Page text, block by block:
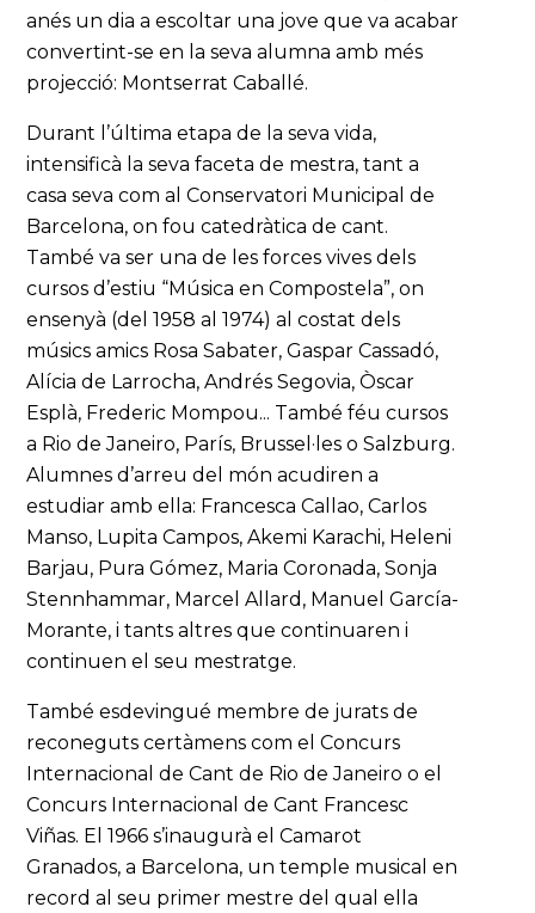
anés un dia a escoltar una jove que va acabar
convertint-se en la seva alumna amb més
projecció: Montserrat Caballé.
Durant l’última etapa de la seva vida,
intensificà la seva faceta de mestra, tant a
casa seva com al Conservatori Municipal de
Barcelona, on fou catedràtica de cant.
També va ser una de les forces vives dels
cursos d’estiu “Música en Compostela”, on
ensenyà (del 1958 al 1974) al costat dels
músics amics Rosa Sabater, Gaspar Cassadó,
Alícia de Larrocha, Andrés Segovia, Òscar
Esplà, Frederic Mompou... També féu cursos
a Rio de Janeiro, París, Brussel·les o Salzburg.
Alumnes d’arreu del món acudiren a
estudiar amb ella: Francesca Callao, Carlos
Manso, Lupita Campos, Akemi Karachi, Heleni
Barjau, Pura Gómez, Maria Coronada, Sonja
Stennhammar, Marcel Allard, Manuel García-
Morante, i tants altres que continuaren i
continuen el seu mestratge.
També esdevingué membre de jurats de
reconeguts certàmens com el Concurs
Internacional de Cant de Rio de Janeiro o el
Concurs Internacional de Cant Francesc
Viñas. El 1966 s’inaugurà el Camarot
Granados, a Barcelona, un temple musical en
record al seu primer mestre del qual ella